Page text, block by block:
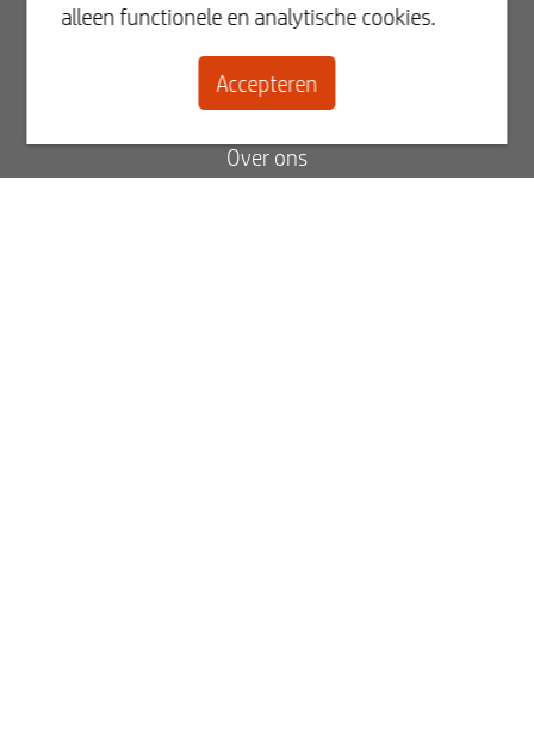
Contact
Over ons
alleen functionele en analytische cookies.
Accepteren